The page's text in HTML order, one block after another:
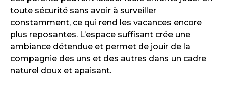
toute sécurité sans avoir à surveiller
constamment, ce qui rend les vacances encore
plus reposantes. L’espace suffisant crée une
ambiance détendue et permet de jouir de la
compagnie des uns et des autres dans un cadre
naturel doux et apaisant.